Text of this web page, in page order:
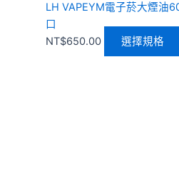
LH VAPEYM電子菸大煙油
口
NT$650.00 選擇規格